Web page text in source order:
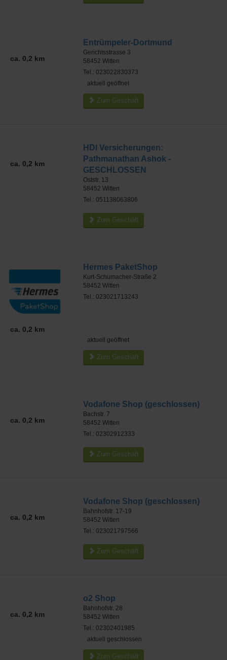
ca. 0,2 km
Entrümpeler-Dortmund
Gerichtsstrasse 3
58452 Witten
Tel.: 023022830373
aktuell geöffnet
Zum Geschäft
ca. 0,2 km
HDI Versicherungen:
Pathmanathan Ashok -
GESCHLOSSEN
Oststr. 13
58452 Witten
Tel.: 051138063806
Zum Geschäft
ca. 0,2 km
Hermes PaketShop
Kurt-Schumacher-Straße 2
58452 Witten
Tel.: 023021713243
aktuell geöffnet
Zum Geschäft
ca. 0,2 km
Vodafone Shop (geschlossen)
Bachstr. 7
58452 Witten
Tel.: 02302912333
Zum Geschäft
ca. 0,2 km
Vodafone Shop (geschlossen)
Bahnhofstr. 17-19
58452 Witten
Tel.: 023021797566
Zum Geschäft
ca. 0,2 km
o2 Shop
Bahnhofstr. 28
58452 Witten
Tel.: 02302401985
aktuell geschlossen
Zum Geschäft